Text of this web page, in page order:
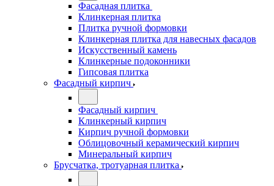
Фасадная плитка
Клинкерная плитка
Плитка ручной формовки
Клинкерная плитка для навесных фасадов
Искусственный камень
Клинкерные подоконники
Гипсовая плитка
Фасадный кирпич
Фасадный кирпич
Клинкерный кирпич
Кирпич ручной формовки
Облицовочный керамический кирпич
Минеральный кирпич
Брусчатка, тротуарная плитка